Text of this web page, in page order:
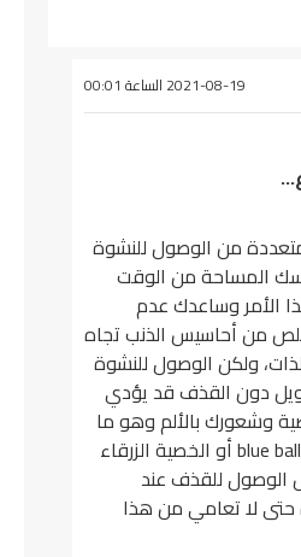
2021-08-19 الساعة 00:01
متعددة من الوصول للنشوة
المساحة من الوقت
الأمر وساعدك عدم
من أحاسيس الذنب تجاه
ولكن الوصول للنشوة
دون القذف قد يؤدي
وشعورك بالألم وهو ما
يطلق عليه ال blue balls أو الخصية الزرقاء
الوصول للقذف عند
لا تعامي من هذا